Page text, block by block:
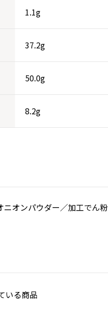
1.1g
37.2g
50.0g
8.2g
オンパウダー／加工でん粉
いる商品